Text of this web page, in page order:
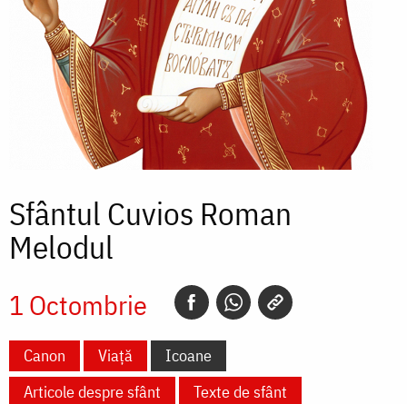
Sfântul Cuvios Roman
Melodul
1 Octombrie
Canon Viață
Icoane
Articole despre sfânt
Texte de sfânt